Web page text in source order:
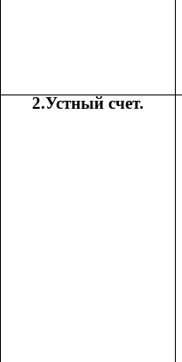
2.Устный счет.